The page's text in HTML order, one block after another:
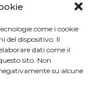
come i cookie
del dispositivo. Il
dati come il
sito. Non
su alcune